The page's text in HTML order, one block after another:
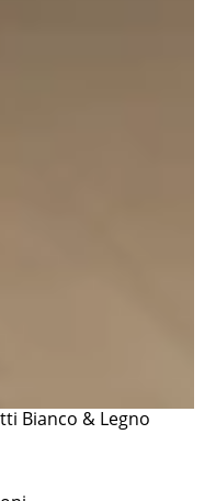
Bianco & Legno